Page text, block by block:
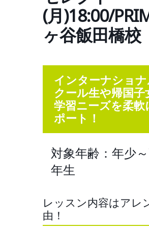
(月)18:00/
ヶ谷飯田橋校
インターナショ
クール生や帰国子
学習ニーズを柔軟
ポート！
対象年齢：年少
年生
レッスン内容はアレ
由！